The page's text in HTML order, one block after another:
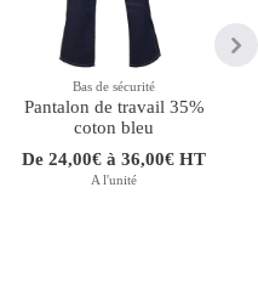
Bas de sécurité
Pantalon de travail 35%
coton bleu
De 24,00€ à 36,00€ HT
A l'unité